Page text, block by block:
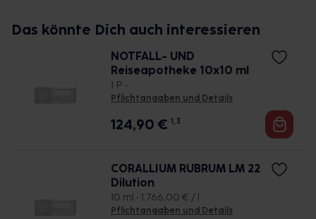
Das könnte Dich auch interessieren
NOTFALL- UND
Reiseapotheke 10x10 ml
1 P •
Pflichtangaben und Details
124,90 € 1, 3
CORALLIUM RUBRUM LM 22
Dilution
10 ml • 1.766,00 € / l
Pflichtangaben und Details